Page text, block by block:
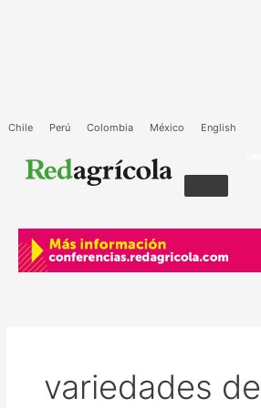
Chile Perú Colombia México English
variedades de